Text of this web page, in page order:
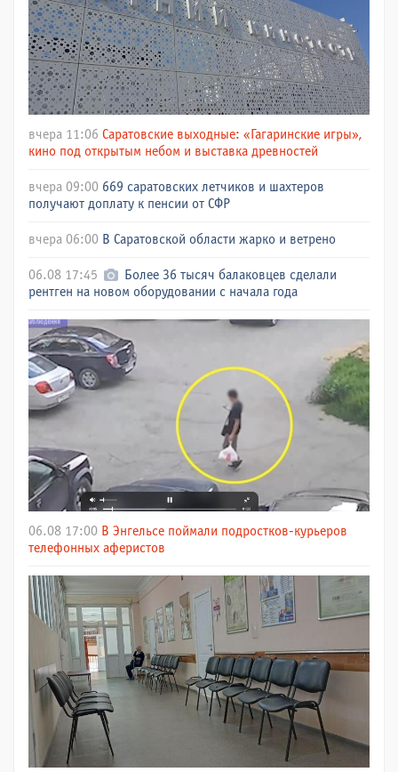
вчера 11:06 Саратовские выходные: «Гагаринские игры»,
кино под открытым небом и выставка древностей
вчера 09:00 669 саратовских летчиков и шахтеров
получают доплату к пенсии от СФР
вчера 06:00 В Саратовской области жарко и ветрено
06.08 17:45
Более 36 тысяч балаковцев сделали
рентген на новом оборудовании с начала года
06.08 17:00 В Энгельсе поймали подростков-курьеров
телефонных аферистов